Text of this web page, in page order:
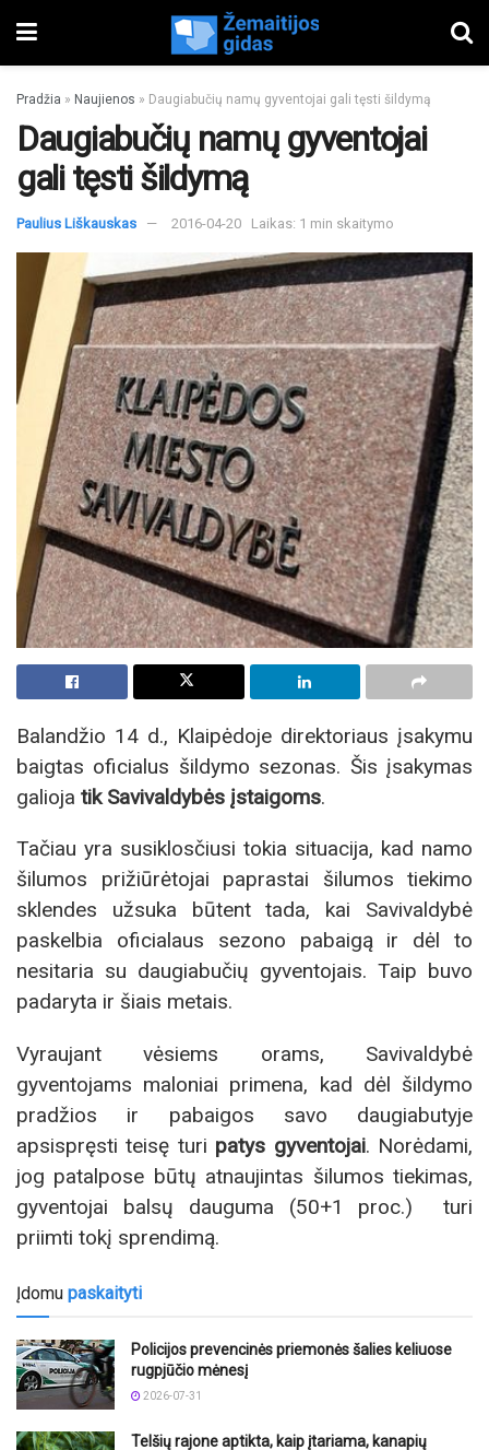
Pradžia » Naujienos » Daugiabučių namų gyventojai gali tęsti šildymą
Daugiabučių namų gyventojai
gali tęsti šildymą
Paulius Liškauskas 2016-04-20 Laikas: 1 min skaitymo
Balandžio 14 d., Klaipėdoje direktoriaus įsakymu
baigtas oficialus šildymo sezonas. Šis įsakymas
galioja tik Savivaldybės įstaigoms.
Tačiau yra susiklosčiusi tokia situacija, kad namo
šilumos prižiūrėtojai paprastai šilumos tiekimo
sklendes užsuka būtent tada, kai Savivaldybė
paskelbia oficialaus sezono pabaigą ir dėl to
nesitaria su daugiabučių gyventojais. Taip buvo
padaryta ir šiais metais.
Vyraujant vėsiems orams, Savivaldybė
gyventojams maloniai primena, kad dėl šildymo
pradžios ir pabaigos savo daugiabutyje
apsispręsti teisę turi patys gyventojai. Norėdami,
jog patalpose būtų atnaujintas šilumos tiekimas,
gyventojai balsų dauguma (50+1 proc.) turi
priimti tokį sprendimą.
Įdomu paskaityti
Policijos prevencinės priemonės šalies keliuose
rugpjūčio mėnesį
2026-07-31
Telšių rajone aptikta, kaip įtariama, kanapių